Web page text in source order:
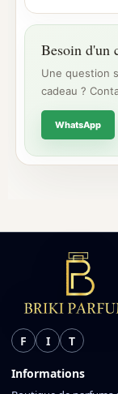
Besoin d'un
Une question
cadeau ?
WhatsApp
F I T
Informations